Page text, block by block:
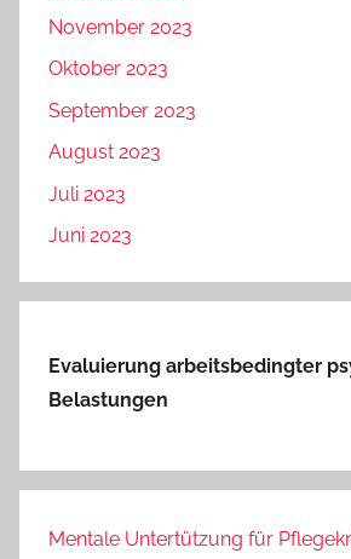
November 2023
Oktober 2023
September 2023
August 2023
Juli 2023
Juni 2023
Evaluierung arbeitsbedingter
Belastungen
Mentale Untertützung für